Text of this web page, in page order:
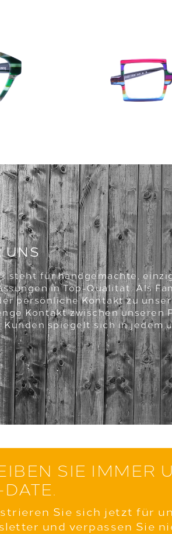
UNS
®steht für handgemachte,
in Top-Qualität. Als
persönliche Kontakt zu
Kontakt zwischen unseren
Kunden spiegelt sich in jedem
SIE IMMER
Sie sich jetzt für
und verpassen Sie